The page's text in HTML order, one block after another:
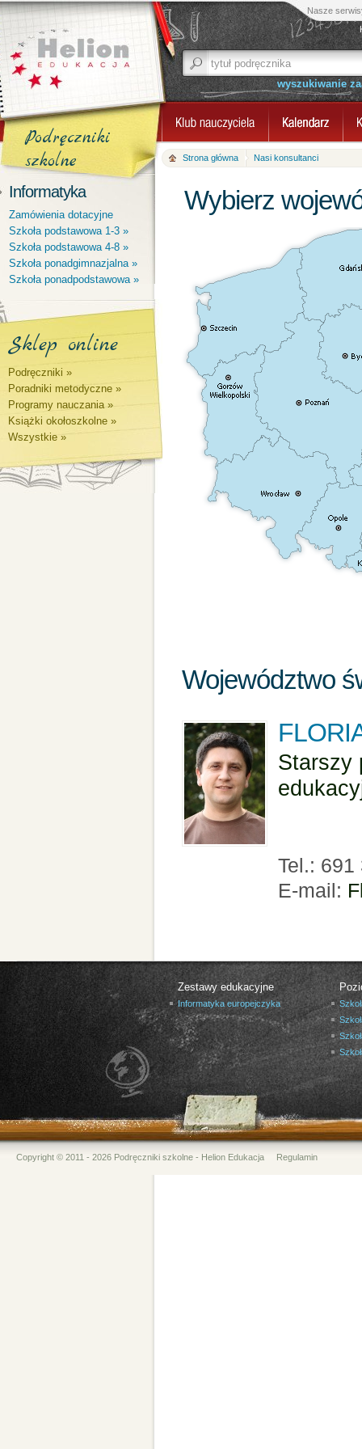
Nasze
wyszukiwanie
Podręczniki
szkolne
Informatyka
Zamówienia dotacyjne
Szkoła podstawowa 1-3 »
Szkoła podstawowa 4-8 »
Szkoła ponadgimnazjalna »
Szkoła ponadpodstawowa »
Sklep online
Podręczniki »
Poradniki metodyczne »
Programy nauczania »
Książki okołoszkolne »
Wszystkie »
Strona główna Nasi konsultanci
Wybierz
Województwo
Starszy
Tel.: 691
E-mail:
Zestawy edukacyjne
Informatyka europejczyka
Copyright © 2011 - 2026 Podręczniki szkolne - Helion Edukacja Regulamin